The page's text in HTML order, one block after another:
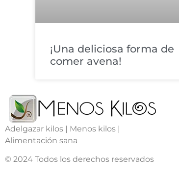
¡Una deliciosa forma de
comer avena!
Adelgazar kilos | Menos kilos |
Alimentación sana
© 2024 Todos los derechos reservados